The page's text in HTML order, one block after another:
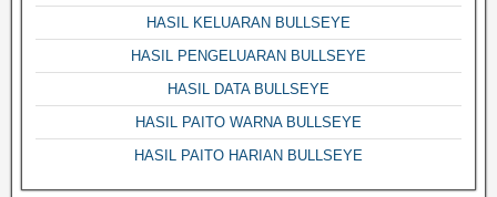
HASIL KELUARAN BULLSEYE
HASIL PENGELUARAN BULLSEYE
HASIL DATA BULLSEYE
HASIL PAITO WARNA BULLSEYE
HASIL PAITO HARIAN BULLSEYE